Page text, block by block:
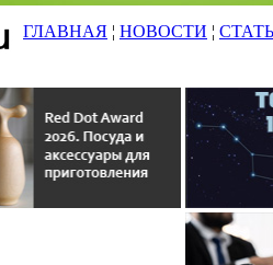
ГЛАВНАЯ ¦ НОВОСТИ ¦